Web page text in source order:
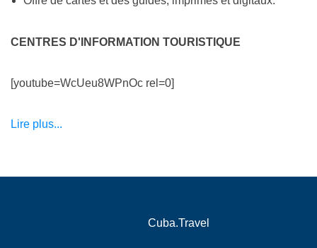
CENTRES D'INFORMATION TOURISTIQUE
[youtube=WcUeu8WPnOc rel=0]
Lire plus...
Cuba.Travel